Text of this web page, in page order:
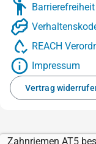
Barrierefreiheit
REACH
Impressum
Vertrag